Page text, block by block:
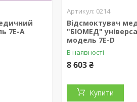
7Е-А
0214
Відсмоктувач
"БІОМЕД"
модель 7Е-D
В наявності
8 603 ₴
Купити